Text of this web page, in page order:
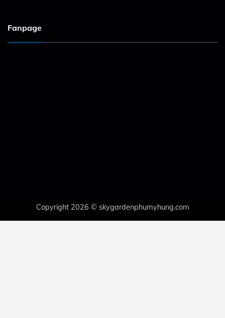
Fanpage
Copyright 2026 © skygardenphumyhung.com